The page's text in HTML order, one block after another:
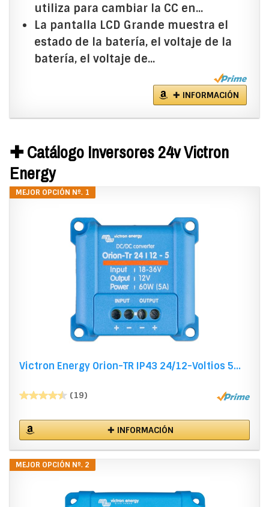
utiliza para cambiar la CC en...
La pantalla LCD Grande muestra el
estado de la batería, el voltaje de la
batería, el voltaje de...
✚ INFORMACIÓN
✚ Catálogo Inversores 24v Victron
Energy
MEJOR OPCIÓN Nº. 1
Victron Energy Orion-TR IP43 24/12-Voltios 5...
(19)
✚ INFORMACIÓN
MEJOR OPCIÓN Nº. 2